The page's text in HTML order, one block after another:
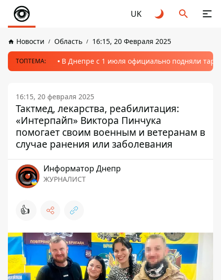
UK
Новости Область 16:15, 20 Февраля 2025
ТОПТЕМА: В Днепре с 1 июля официально подняли
16:15, 20 февраля 2025
Тактмед, лекарства, реабилитация:
«Интерпайп» Виктора Пинчука
помогает своим военным и ветеранам в
случае ранения или заболевания
Информатор Днепр
ЖУРНАЛИСТ
👍